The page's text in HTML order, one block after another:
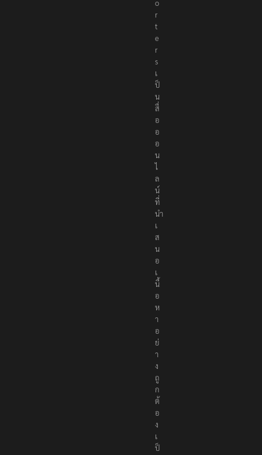
o
r
t
e
r
s
เ
ป็
น
สื่
อ
อ
อ
น
ไ
ล
น์
ที่
นำ
เ
ส
น
อ
เ
นื้
อ
ห
า
อ
ย่
า
ง
ถู
ก
ต้
อ
ง
เ
ป็